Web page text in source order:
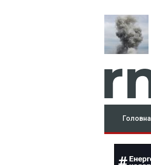
Головна